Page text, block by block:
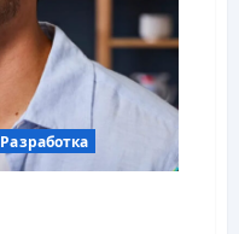
Разработка